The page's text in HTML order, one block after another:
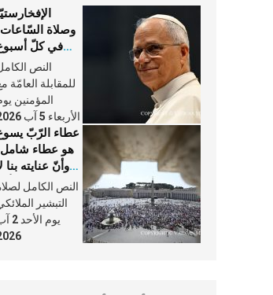
وصلاة
في كلّ
وكلّ يوم، هما
النَّفَس في حياة
الكنيسة
النص
للمقابلة العامّة
المؤمنين
الأربعاء 5 آب 2026
عطاء الرّبّ
هو عطاء
وأنّ عنايته بنا
تغيب عنّا
النص الكامل
التبشير
يوم